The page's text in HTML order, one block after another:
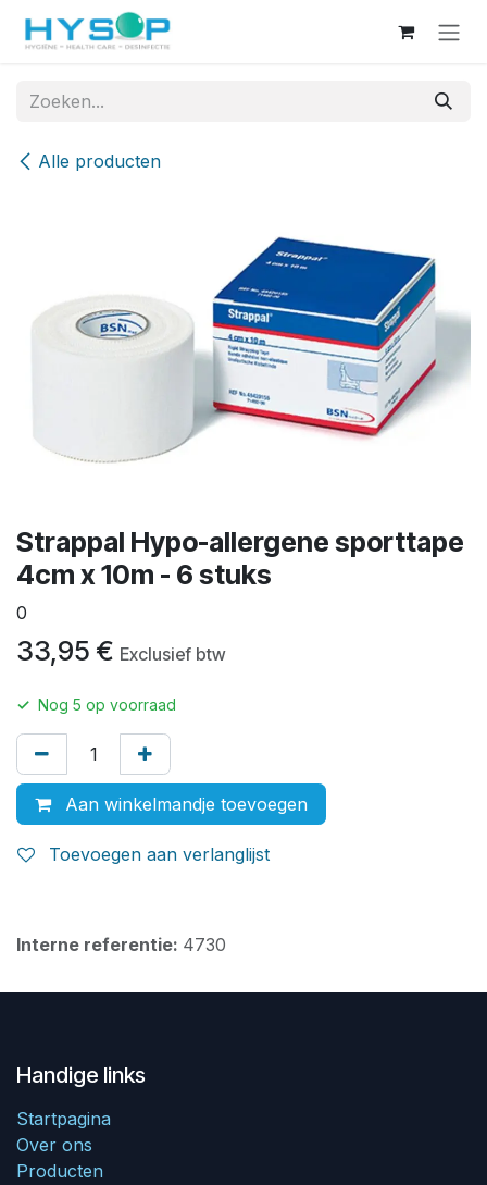
Overslaan naar inhoud
Alle producten
Strappal Hypo-allergene sporttape
4cm x 10m - 6 stuks
0
33,95 € Exclusief btw
✓ Nog 5 op voorraad
Aan winkelmandje toevoegen
Toevoegen aan verlanglijst
Interne referentie: 4730
Handige links
Startpagina
Over ons
Producten